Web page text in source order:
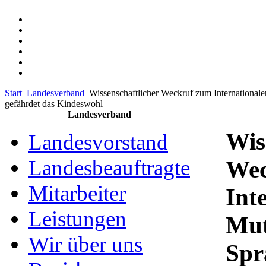
Start Landesverband Wissenschaftlicher Weckruf zum
gefährdet das Kindeswohl
Landesverband
Landesvorstand
Landesbeauftragte
Mitarbeiter
Leistungen
Wir über uns